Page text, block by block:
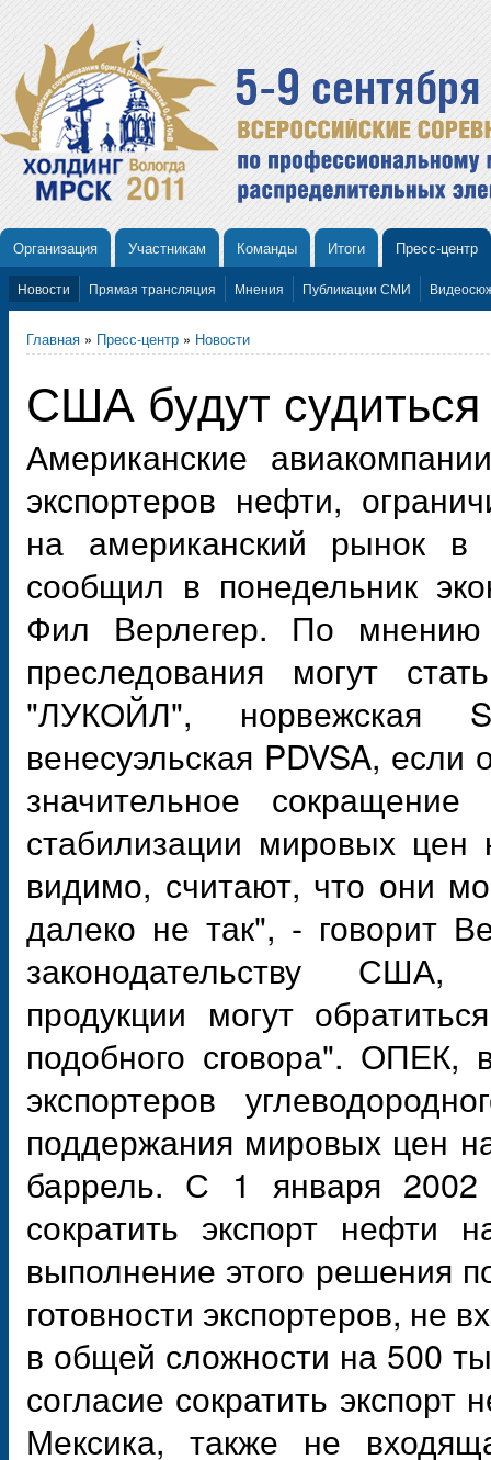
Организация Участникам Команды Итоги Пресс-центр
Новости Прямая трансляция Мнения Публикации СМИ
Главная » Пресс-центр » Новости
США будут
Американские
экспортеров нефти,
на американский рынок
сообщил в понедельник
Фил Верлегер. По мнению
преследования могут
"ЛУКОЙЛ", норвежская
венесуэльская PDVSA,
значительное
стабилизации мировых
видимо, считают, что они
далеко не так", - говорит
законодательству США,
продукции могут
подобного сговора". ОПЕК,
экспортеров
поддержания мировых цен
баррель. С 1 января
сократить экспорт
выполнение этого решения
готовности экспортеров, не
в общей сложности на 500
согласие сократить
Мексика, также не